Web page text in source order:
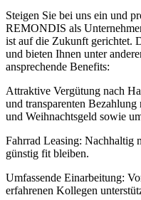
Steigen Sie bei uns ein und
REMONDIS als
ist auf die Zukunft gerichtet.
und bieten Ihnen unter
ansprechende Benefits:
Attraktive Vergütung nach
und transparenten
und Weihnachtsgeld sowie
Fahrrad Leasing: Nachhaltig
günstig fit bleiben.
Umfassende Einarbeitung:
erfahrenen Kollegen